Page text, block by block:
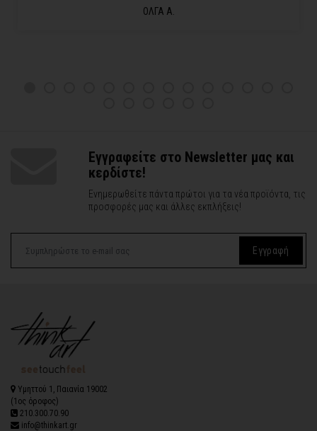
ΟΛΓΑ Α.
Εγγραφείτε στο Newsletter μας και
κερδίστε!
Ενημερωθείτε πάντα πρώτοι για τα νέα προϊόντα, τις
προσφορές μας και άλλες εκπλήξεις!
Εγγραφή
Υμηττού 1, Παιανία 19002
(1ος όροφος)
210.300.70.90
info@thinkart.gr